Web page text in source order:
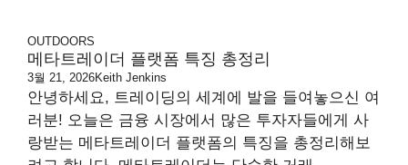
OUTDOORS
메타트레이더 플랫폼 특징 총정리
3월 21, 2026Keith Jenkins
안녕하세요, 트레이딩의 세계에 발을 들여놓으신 여
러분! 오늘은 금융 시장에서 많은 투자자들에게 사
랑받는 메타트레이더 플랫폼의 특징을 총정리해보